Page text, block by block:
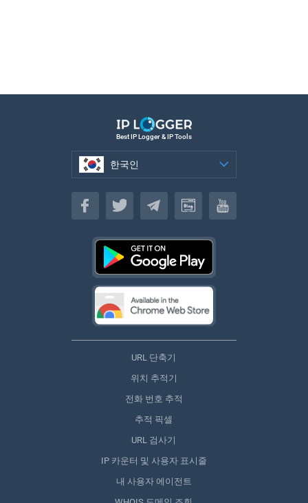
Best IP Logger & IP Tools
한국인
한국인
URL 단축기
위치 추적기
전화 번호 추적
추적 픽셀
URL 검사기
IP 카운터 및 사용자 표시줄
내 사용자 에이전트